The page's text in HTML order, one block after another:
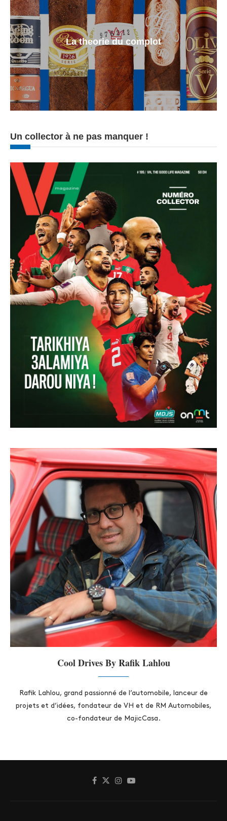
La theorie du complot
Un collector à ne pas manquer !
Cool Drives By Rafik Lahlou
Rafik Lahlou, grand passionné de l’automobile, lanceur de
projets et d’idées, fondateur de VH et de RM Automobiles,
co-fondateur de MajicCasa.